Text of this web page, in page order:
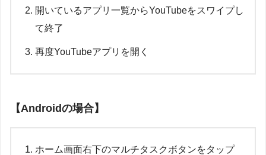
開いているアプリ一覧からYouTubeをスワイプし
て終了
再度YouTubeアプリを開く
【Androidの場合】
ホーム画面右下のマルチタスクボタンをタップ